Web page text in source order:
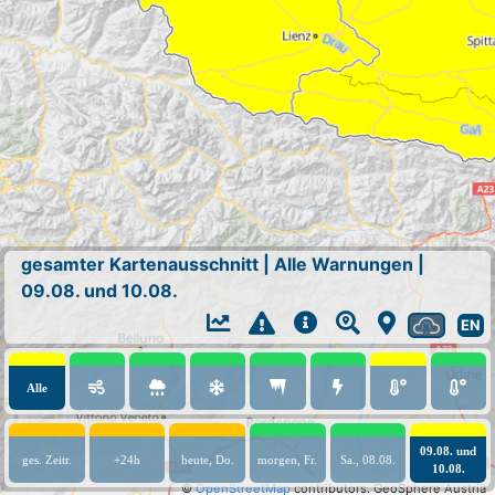
©OpenStreetMapcontributors. GeoSphere Austria
gesamter Kartenausschnitt Alle Warnungen
09.08. und 10.08.
EN
Alle
ges. Zeitr. +24h heute, Do. morgen, Fr. Sa., 08.08.
09.08. und
10.08.